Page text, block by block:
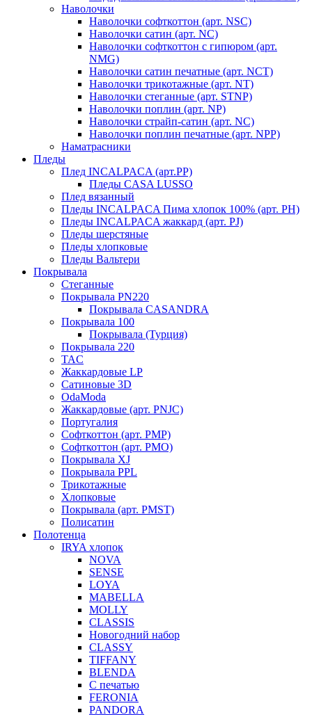
Наволочки
Наволочки софткоттон (арт. NSC)
Наволочки сатин (арт. NC)
Наволочки софткоттон с гипюром (арт.
NMG)
Наволочки сатин печатные (арт. NCT)
Наволочки трикотажные (арт. NT)
Наволочки стеганные (арт. STNP)
Наволочки поплин (арт. NP)
Наволочки страйп-сатин (арт. NC)
Наволочки поплин печатные (арт. NPP)
Наматрасники
Пледы
Плед INCALPACA (арт.PP)
Пледы CASA LUSSO
Плед вязанный
Пледы INCALPACA Пима хлопок 100% (арт. PH)
Пледы INCALPACA жаккард (арт. PJ)
Пледы шерстяные
Пледы хлопковые
Пледы Вальтери
Покрывала
Стеганные
Покрывала PN220
Покрывала CASANDRA
Покрывала 100
Покрывала (Турция)
Покрывала 220
TAC
Жаккардовые LP
Сатиновые 3D
OdaModa
Жаккардовые (арт. PNJC)
Португалия
Софткоттон (арт. PMP)
Софткоттон (арт. PMO)
Покрывала XJ
Покрывала PPL
Трикотажные
Хлопковые
Покрывала (арт. PMST)
Полисатин
Полотенца
IRYA хлопок
NOVA
SENSE
LOYA
MABELLA
MOLLY
CLASSIS
Новогодний набор
CLASSY
TIFFANY
BLENDA
С печатью
FERONIA
PANDORA